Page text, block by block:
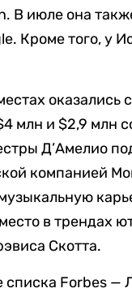
В июле она
Кроме того, у
млн и $2,9 млн
Д’Амелио
компанией
в трендах
Скотта.
списка Forbes —